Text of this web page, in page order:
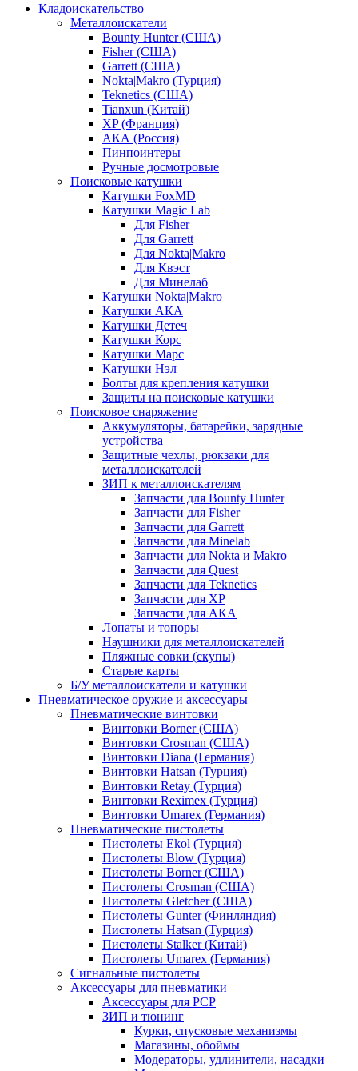
Кладоискательство
Металлоискатели
Bounty Hunter (США)
Fisher (США)
Garrett (США)
Nokta|Makro (Турция)
Teknetics (США)
Tianxun (Китай)
XP (Франция)
АКА (Россия)
Пинпоинтеры
Ручные досмотровые
Поисковые катушки
Катушки FoxMD
Катушки Magic Lab
Для Fisher
Для Garrett
Для Nokta|Makro
Для Квэст
Для Минелаб
Катушки Nokta|Makro
Катушки АКА
Катушки Детеч
Катушки Корс
Катушки Марс
Катушки Нэл
Болты для крепления катушки
Защиты на поисковые катушки
Поисковое снаряжение
Аккумуляторы, батарейки, зарядные
устройства
Защитные чехлы, рюкзаки для
металлоискателей
ЗИП к металлоискателям
Запчасти для Bounty Hunter
Запчасти для Fisher
Запчасти для Garrett
Запчасти для Minelab
Запчасти для Nokta и Makro
Запчасти для Quest
Запчасти для Teknetics
Запчасти для XP
Запчасти для АКА
Лопаты и топоры
Наушники для металлоискателей
Пляжные совки (скупы)
Старые карты
Б/У металлоискатели и катушки
Пневматическое оружие и аксессуары
Пневматические винтовки
Винтовки Borner (США)
Винтовки Crosman (США)
Винтовки Diana (Германия)
Винтовки Hatsan (Турция)
Винтовки Retay (Турция)
Винтовки Reximex (Турция)
Винтовки Umarex (Германия)
Пневматические пистолеты
Пистолеты Ekol (Турция)
Пистолеты Blow (Турция)
Пистолеты Borner (США)
Пистолеты Crosman (США)
Пистолеты Gletcher (США)
Пистолеты Gunter (Финляндия)
Пистолеты Hatsan (Турция)
Пистолеты Stalker (Китай)
Пистолеты Umarex (Германия)
Сигнальные пистолеты
Аксессуары для пневматики
Аксессуары для PCP
ЗИП и тюнинг
Курки, спусковые механизмы
Магазины, обоймы
Модераторы, удлинители, насадки